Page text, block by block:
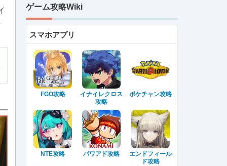
ゲーム攻略Wiki
スマホアプリ
FGO攻略
イナイレクロス
攻略
ポケチャン攻略
NTE攻略 パワアド攻略
エンドフィール
ド攻略